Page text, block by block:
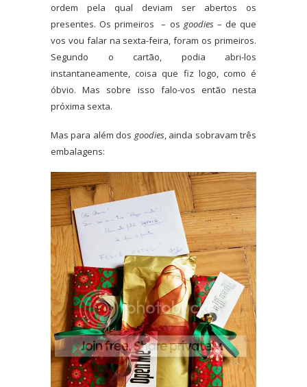
ordem pela qual deviam ser abertos os
presentes. Os primeiros – os goodies– de que
vos vou falar na sexta-feira, foram os primeiros.
Segundo o cartão, podia abri-los
instantaneamente, coisa que fiz logo, como é
óbvio. Mas sobre isso falo-vos então nesta
próxima sexta.
Mas para além dos goodies, ainda sobravam três
embalagens: